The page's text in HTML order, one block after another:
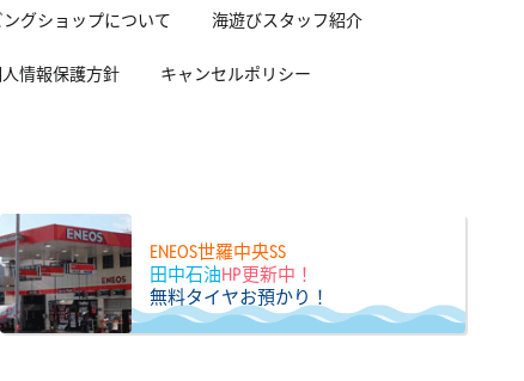
グショップについて 海遊びスタッフ紹介
情報保護方針 キャンセルポリシー
ENEOS世羅中央SS
田中石油HP更新中！
無料タイヤお預かり！